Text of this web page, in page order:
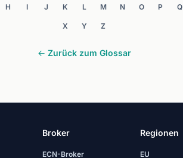
H I J K L M N O P Q
X Y Z
← Zurück zum Glossar
Broker
ECN-Broker
Regionen
EU